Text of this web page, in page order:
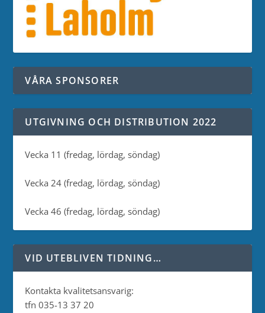
VÅRA SPONSORER
UTGIVNING OCH DISTRIBUTION 2022
Vecka 11 (fredag, lördag, söndag)
Vecka 24 (fredag, lördag, söndag)
Vecka 46 (fredag, lördag, söndag)
VID UTEBLIVEN TIDNING…
Kontakta kvalitetsansvarig:
tfn 035-13 37 20